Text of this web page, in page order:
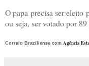
O papa precisa ser eleito
ou seja, ser votado por
Correio Braziliense com Agência